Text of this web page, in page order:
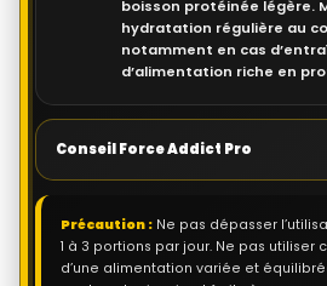
boisson protéinée légère.
hydratation régulière au
notamment en cas
d’alimentation riche en
Conseil Force Addict Pro
Précaution : Ne pas dépasser
1 à 3 portions par jour. Ne pas utiliser
d’une alimentation variée et